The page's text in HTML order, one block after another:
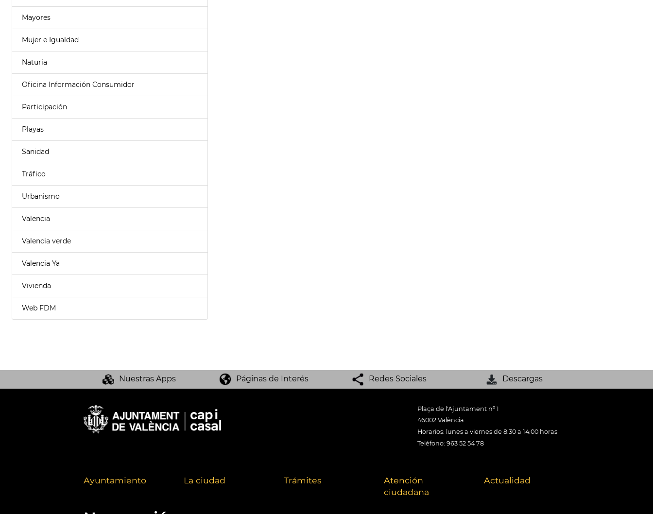
Mayores
Mujer e Igualdad
Naturia
Oficina Información Consumidor
Participación
Playas
Sanidad
Tráfico
Urbanismo
Valencia
Valencia verde
Valencia Ya
Vivienda
Web FDM
Nuestras Apps Páginas de Interés Redes Sociales Descargas
Plaça de l'Ajuntament nº 1
46002 València
Horarios: lunes a viernes de 8:30 a 14:00 horas
Teléfono: 963 52 54 78
Ayuntamiento La ciudad Trámites
Atención
ciudadana
Actualidad